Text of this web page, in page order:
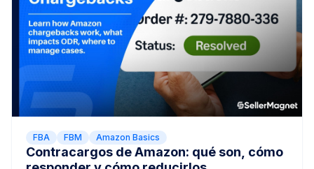
FBA FBM Amazon Basics
Contracargos de Amazon: qué son, cómo